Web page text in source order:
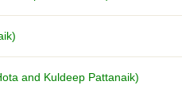
and Kuldeep Pattanaik)